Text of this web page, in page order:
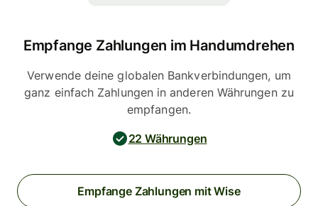
Empfange Zahlungen im Handumdrehen
Verwende deine globalen Bankverbindungen, um
ganz einfach Zahlungen in anderen Währungen zu
empfangen.
22 Währungen
Empfange Zahlungen mit Wise